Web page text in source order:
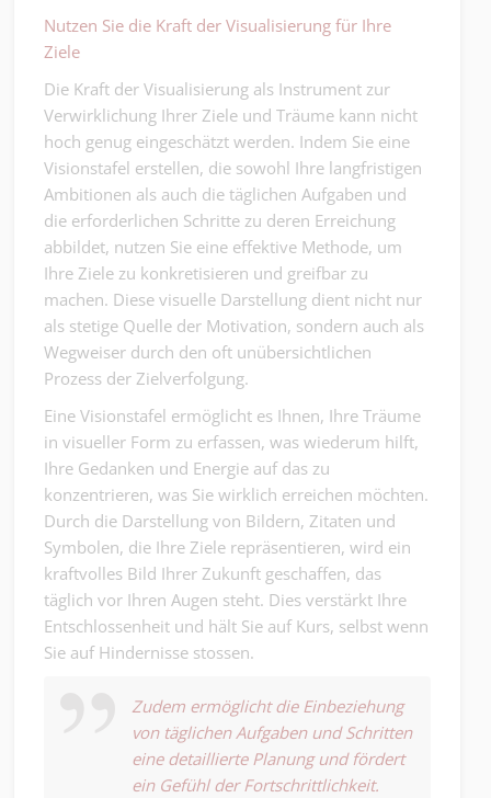
Nutzen Sie die Kraft der Visualisierung für Ihre
Ziele
Die Kraft der Visualisierung als Instrument zur
Verwirklichung Ihrer Ziele und Träume kann nicht
hoch genug eingeschätzt werden. Indem Sie eine
Visionstafel erstellen, die sowohl Ihre langfristigen
Ambitionen als auch die täglichen Aufgaben und
die erforderlichen Schritte zu deren Erreichung
abbildet, nutzen Sie eine effektive Methode, um
Ihre Ziele zu konkretisieren und greifbar zu
machen. Diese visuelle Darstellung dient nicht nur
als stetige Quelle der Motivation, sondern auch als
Wegweiser durch den oft unübersichtlichen
Prozess der Zielverfolgung.
Eine Visionstafel ermöglicht es Ihnen, Ihre Träume
in visueller Form zu erfassen, was wiederum hilft,
Ihre Gedanken und Energie auf das zu
konzentrieren, was Sie wirklich erreichen möchten.
Durch die Darstellung von Bildern, Zitaten und
Symbolen, die Ihre Ziele repräsentieren, wird ein
kraftvolles Bild Ihrer Zukunft geschaffen, das
täglich vor Ihren Augen steht. Dies verstärkt Ihre
Entschlossenheit und hält Sie auf Kurs, selbst wenn
Sie auf Hindernisse stossen.
Zudem ermöglicht die Einbeziehung
von täglichen Aufgaben und Schritten
eine detaillierte Planung und fördert
ein Gefühl der Fortschrittlichkeit.